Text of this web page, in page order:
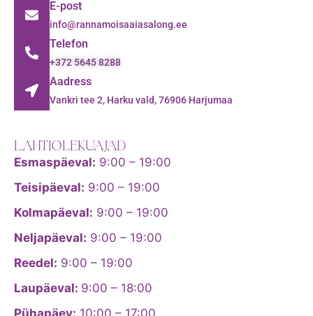
E-post
info@rannamoisaaiasalong.ee
Telefon
+372 5645 8288
Aadress
Vankri tee 2, Harku vald, 76906 Harjumaa
LAHTIOLEKUAJAD
Esmaspäeval: 9:00 – 19:00
Teisipäeval: 9:00 – 19:00
Kolmapäeval: 9:00 – 19:00
Neljapäeval: 9:00 – 19:00
Reedel: 9:00 – 19:00
Laupäeval: 9:00 – 18:00